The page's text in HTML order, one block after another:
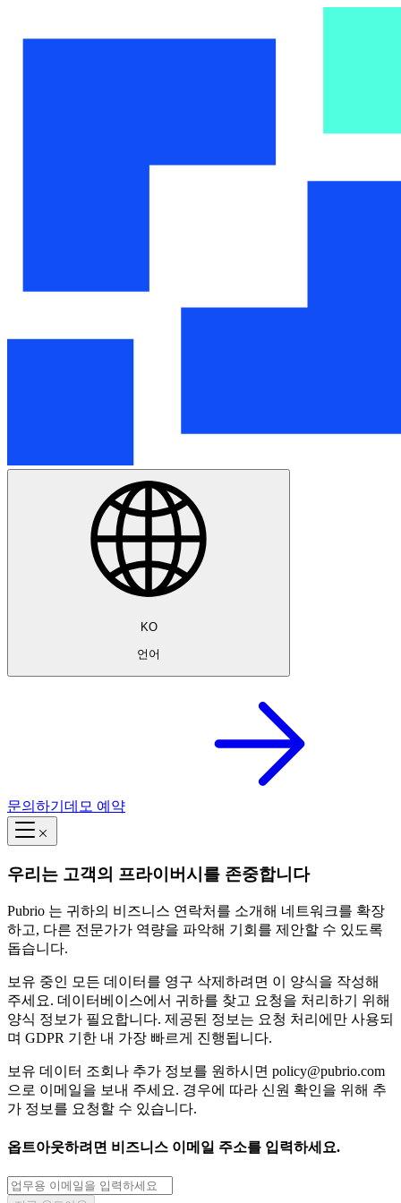
KO
언어
문의하기 데모 예약
우리는 고객의 프라이버시를 존중합니다
Pubrio 는 귀하의 비즈니스 연락처를 소개해 네트워크를 확장
하고, 다른 전문가가 역량을 파악해 기회를 제안할 수 있도록
돕습니다.
보유 중인 모든 데이터를 영구 삭제하려면 이 양식을 작성해
주세요. 데이터베이스에서 귀하를 찾고 요청을 처리하기 위해
양식 정보가 필요합니다. 제공된 정보는 요청 처리에만 사용되
며 GDPR 기한 내 가장 빠르게 진행됩니다.
보유 데이터 조회나 추가 정보를 원하시면 policy@pubrio.com
으로 이메일을 보내 주세요. 경우에 따라 신원 확인을 위해 추
가 정보를 요청할 수 있습니다.
옵트아웃하려면 비즈니스 이메일 주소를 입력하세요.